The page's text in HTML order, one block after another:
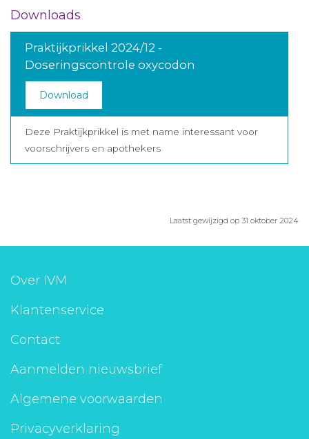
Downloads
Praktijkprikkel 2024/12 -
Doseringscontrole oxycodon
Download
Deze Praktijkprikkel is met name interessant voor
voorschrijvers en apothekers
Laatst gewijzigd op 31 oktober 2024
Over IVM
Klantenservice
Contact
Aanmelden nieuwsbrief
Algemene voorwaarden
Privacyverklaring